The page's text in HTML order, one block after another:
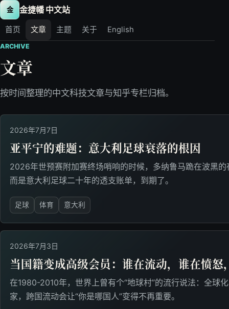
金 金捷幡 中文站
首页 文章 主题 关于 English
ARCHIVE
文章
按时间整理的中文科技文章与知乎专栏归档。
2026年7月7日
亚平宁的难题：意大利足球衰落的根因
2026年世预赛附加赛终场哨响的时候，多纳鲁马跪在波黑
而是意大利足球二十年的透支账单，到期了。
足球 体育 意大利
2026年7月3日
当国籍变成高级会员：谁在流动，谁在愤
在1980-2010年，世界上曾有个“地球村”的流行说法：全球
家，跨国流动会让“你是哪国人”变得不再重要。